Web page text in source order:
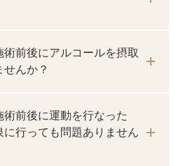
術前後にアルコールを摂取
せんか？
術前後に運動を行なった
に行っても問題ありません